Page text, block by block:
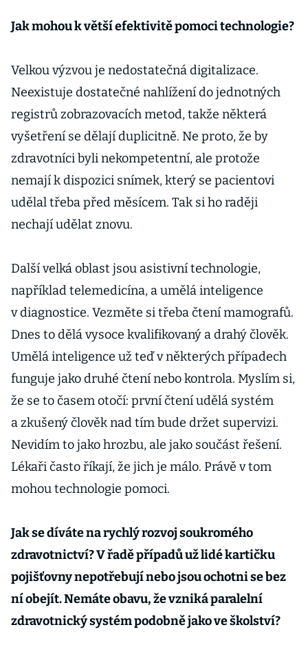
Jak mohou k větší efektivitě pomoci technologie?
Velkou výzvou je nedostatečná digitalizace.
Neexistuje dostatečné nahlížení do jednotných
registrů zobrazovacích metod, takže některá
vyšetření se dělají duplicitně. Ne proto, že by
zdravotníci byli nekompetentní, ale protože
nemají k dispozici snímek, který se pacientovi
udělal třeba před měsícem. Tak si ho raději
nechají udělat znovu.
Další velká oblast jsou asistivní technologie,
například telemedicína, a umělá inteligence
v diagnostice. Vezměte si třeba čtení mamografů.
Dnes to dělá vysoce kvalifikovaný a drahý člověk.
Umělá inteligence už teď v některých případech
funguje jako druhé čtení nebo kontrola. Myslím si,
že se to časem otočí: první čtení udělá systém
a zkušený člověk nad tím bude držet supervizi.
Nevidím to jako hrozbu, ale jako součást řešení.
Lékaři často říkají, že jich je málo. Právě v tom
mohou technologie pomoci.
Jak se díváte na rychlý rozvoj soukromého
zdravotnictví? V řadě případů už lidé kartičku
pojišťovny nepotřebují nebo jsou ochotni se bez
ní obejít. Nemáte obavu, že vzniká paralelní
zdravotnický systém podobně jako ve školství?